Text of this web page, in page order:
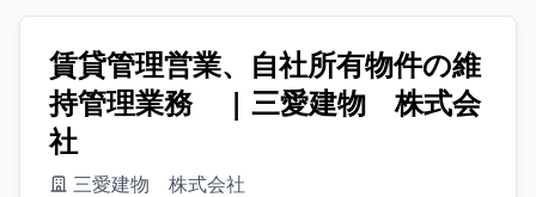
賃貸管理営業、自社所有物件の維
持管理業務 | 三愛建物 株式会
社
三愛建物 株式会社